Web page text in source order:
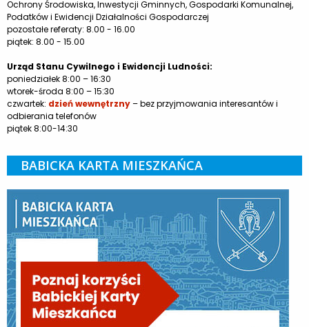
Ochrony Środowiska, Inwestycji Gminnych, Gospodarki Komunalnej,
Podatków i Ewidencji Działalności Gospodarczej
pozostałe referaty: 8.00 - 16.00
piątek: 8.00 - 15.00
Urząd Stanu Cywilnego i Ewidencji Ludności:
poniedziałek 8:00 – 16:30
wtorek-środa 8:00 – 15:30
czwartek: dzień wewnętrzny– bez przyjmowania interesantów i
odbierania telefonów
piątek 8:00-14:30
BABICKA KARTA MIESZKAŃCA